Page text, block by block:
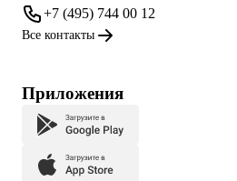
+7 (495) 744 00 12
Все контакты
Приложения